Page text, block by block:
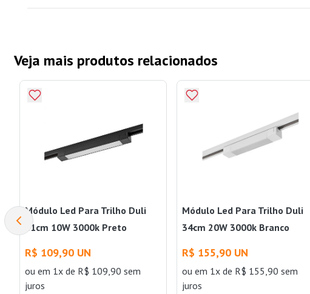
Veja mais produtos relacionados
Módulo Led Para Trilho Duli
21cm 10W 3000k Preto
R$ 109,90 UN
ou em 1x de R$ 109,90 sem
juros
Módulo Led Para Trilho Duli
34cm 20W 3000k Branco
R$ 155,90 UN
ouem 1x de R$ 155,90 sem
juros